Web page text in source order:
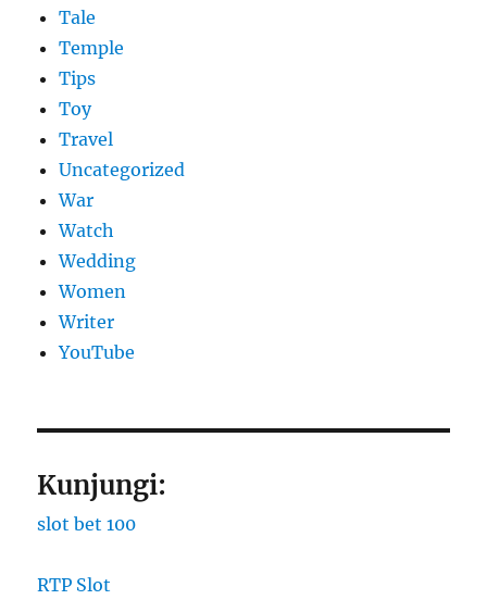
Tale
Temple
Tips
Toy
Travel
Uncategorized
War
Watch
Wedding
Women
Writer
YouTube
Kunjungi:
slot bet 100
RTP Slot